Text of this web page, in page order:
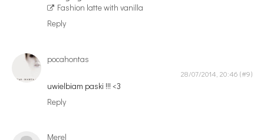
Fashion latte with vanilla
Reply
pocahontas
28/07/2014, 20:46
uwielbiam paski !!! <3
Reply
Merel